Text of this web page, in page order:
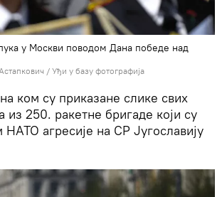
у Москви поводом Дана победе над
/ Уђи у базу фотографија
ком су приказане слике свих
из 250. ракетне бригаде који су
НАТО агресије на СР Југославију